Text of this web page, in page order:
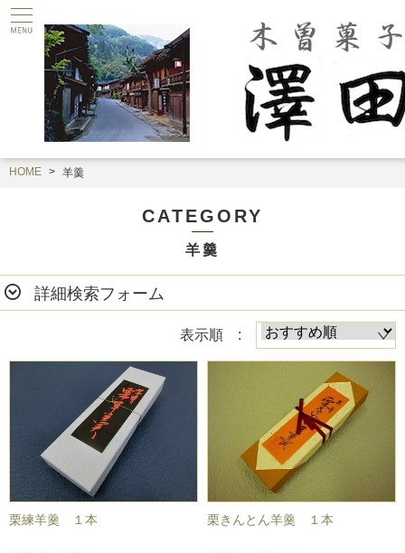
HOME 羊羹
CATEGORY
羊羹
詳細検索フォーム
表示順 :
栗練羊羹 １本 栗きんとん羊羹 １本